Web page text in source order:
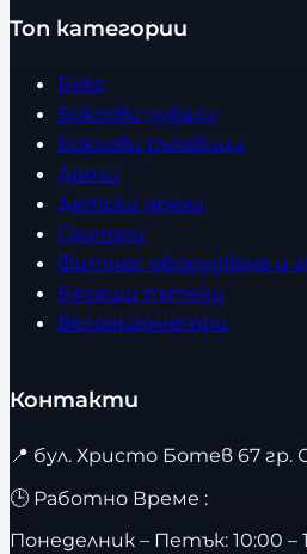
Топ категории
Бокс
Боксови чували
Боксови ръкавици
Дрехи
Детски дрехи
Суичъри
Фитнес оборудване и
Бягащи пътеки
Велоергометри
Контакти
📍 бул. Христо Ботев 67 гр.
🕒 Работно Време :
Понеделник – Петък: 10:00 –